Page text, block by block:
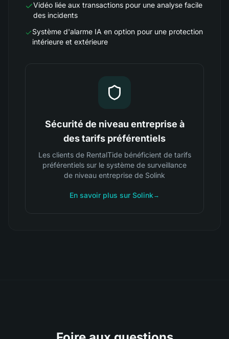
Vidéo liée aux transactions pour une analyse facile
des incidents
Système d'alarme IA en option pour une protection
intérieure et extérieure
Sécurité de niveau entreprise à
des tarifs préférentiels
Les clients de RentalTide bénéficient de tarifs
préférentiels sur le système de surveillance
de niveau entreprise de Solink
En savoir plus sur Solink →